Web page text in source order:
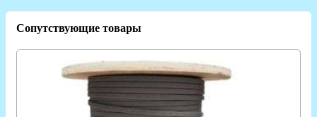
Сопутствующие товары